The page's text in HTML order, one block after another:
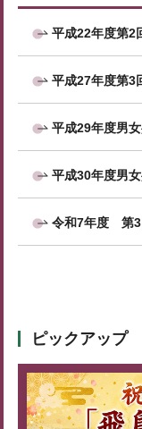
平成22年度第2
平成27年度第3
平成29年度男
平成30年度男
令和7年度 第3
ピックアップ